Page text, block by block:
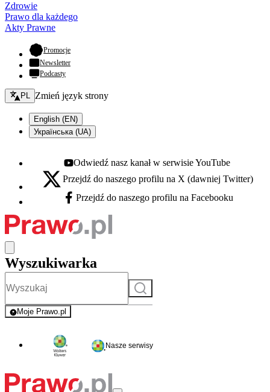
Zdrowie
Prawo dla każdego
Akty Prawne
Promocje- otwiera się w nowej karcie
Newsletter
Podcasty
Zmień język - bieżący:
PL Zmień język strony
English (EN)
Українська (UA)
Youtube - otwiera się w nowej karcie
Odwiedź nasz kanał w serwisie YouTube
X - otwiera się w nowej karcie
Przejdź do naszego profilu na X (dawniej Twitter)
Facebook - otwiera się w nowej karcie
Przejdź do naszego profilu na Facebooku
Wyszukiwarka
Szukaj
Moje Prawo.pl
- rejestracja i logowanie do serwisu
Nasze serwisy